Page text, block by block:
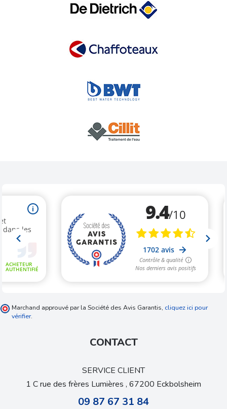
Marchand approuvé par la Société des Avis Garantis, cliquez ici pour
vérifier.
CONTACT
SERVICE CLIENT
1 C rue des frères Lumières , 67200 Eckbolsheim
09 87 67 31 84